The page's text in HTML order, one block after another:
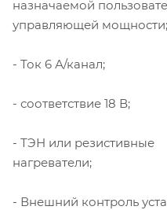
назначаемой
управляющей мощности;
- Ток 6 А/канал;
- соответствие 18 В;
- ТЭН или резистивные
нагреватели;
- Внешний контроль